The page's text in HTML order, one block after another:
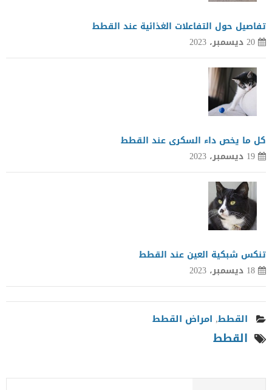
تفاصيل حول التفاعلات الغذائية عند القطط
20 ديسمبر، 2023
كل ما يخص داء السكرى عند القطط
19 ديسمبر، 2023
تنكس شبكية العين عند القطط
18 ديسمبر، 2023
القطط, امراض القطط
القطط